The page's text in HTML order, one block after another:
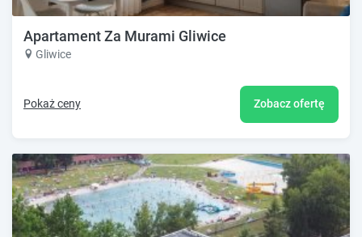
Apartament Za Murami Gliwice
Gliwice
Pokaż ceny Zobacz ofertę